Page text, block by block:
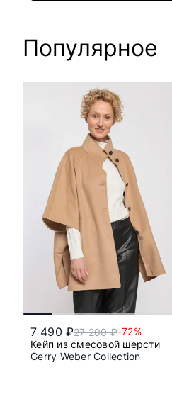
Популярное
7 490 ₽27 200 ₽-72%
Кейп из смесовой шерсти
Gerry Weber Collection